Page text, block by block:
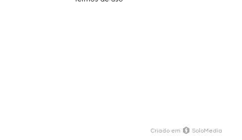
Criado em SoloMedia